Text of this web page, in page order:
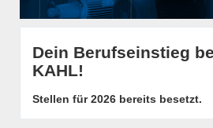
Dein Berufseinstieg
KAHL!
Stellen für 2026 bereits besetzt.